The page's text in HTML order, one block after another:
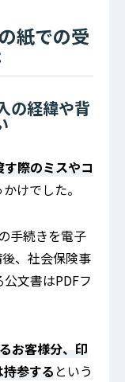
紙での受
の経緯や背
際のミスやコ
けでした。
手続きを電子
、社会保険事
文書はPDFフ
お客様分、印
参する という